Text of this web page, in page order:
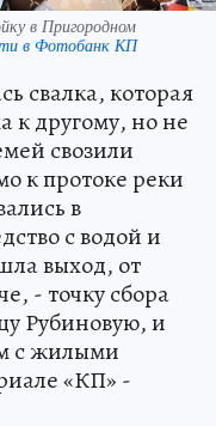
в Пригородном
в Фотобанк КП
свалка, которая
к другому, но не
свозили
к протоке реки
в
с водой и
выход, от
- точку сбора
Рубиновую, и
с жилыми
«КП» -